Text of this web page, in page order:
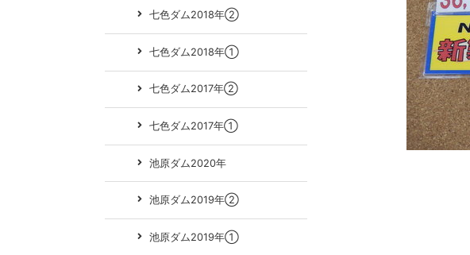
七色ダム2018年②
七色ダム2018年①
七色ダム2017年②
七色ダム2017年①
池原ダム2020年
池原ダム2019年②
池原ダム2019年①